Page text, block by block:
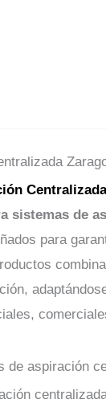
Centralizada
sistemas de
para
de aspiración